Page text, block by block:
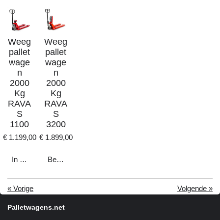
Weeg
pallet
wage
n
2000
Kg
RAVA
S
1100
€ 1.199,00
In winkelwagen
Weeg
pallet
wage
n
2000
Kg
RAVA
S
3200
€ 1.899,00
Bekijk details
« Vorige Volgende »
Palletwagens.net